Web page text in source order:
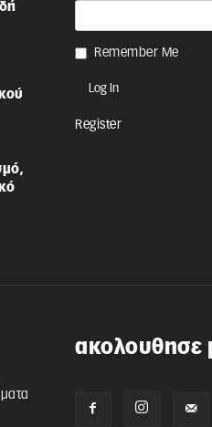
Remember Me
Register
ακολουθησε